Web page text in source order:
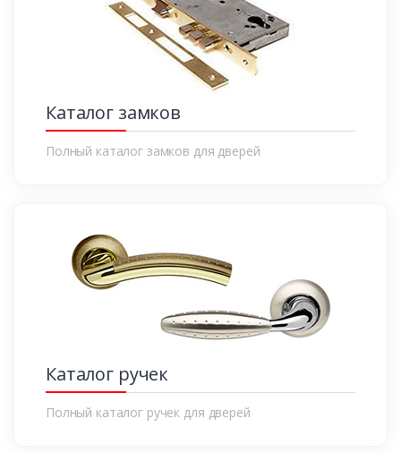
Каталог замков
Полный каталог замков для дверей
Каталог ручек
Полный каталог ручек для дверей